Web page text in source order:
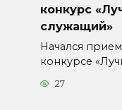
конкурс
служащий»
Начался
конкурсе
27